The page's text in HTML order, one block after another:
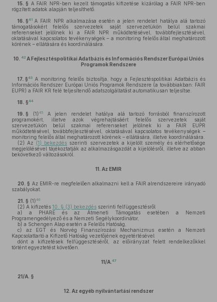
15. § A FAIR NPR-ben kezelt támogatás kifizetése kizárólag a FAIR NPR-ben
rögzített adatok alapján teljesíthető.
16. §41 A FAIR NPR alkalmazása esetén a jelen rendelet hatálya alá tartozó
támogatásokért felelős szervezetek saját szervezetükön belül szakmai
referenseket jelölnek ki a FAIR NPR működtetésével, továbbfejlesztésével,
oktatásával kapcsolatos tevékenységek – a monitoring felelős által meghatározott
körének – ellátására és koordinálására.
10. 42A Fejlesztéspolitikai Adatbázis és Információs Rendszer Európai Uniós
Programok Rendszere
17. §43 A monitoring felelős biztosítja, hogy a Fejlesztéspolitikai Adatbázis és
Információs Rendszer Európai Uniós Programok Rendszere (a továbbiakban: FAIR
EUPR) a FAIR KR felé teljesítendő adatszolgáltatást automatikusan teljesítse.
18. §44
19. § (1)45A jelen rendelet hatálya alá tartozó forrásból finanszírozott
programokért, illetve azok végrehajtásáért felelős szervezetek saját
szervezetükön belül szakmai referenseket jelölnek ki a FAIR EUPR
működtetésével, továbbfejlesztésével, oktatásával kapcsolatos tevékenységek –
monitoring felelős által meghatározott körének – ellátására, illetve koordinálására.
(2) Az (1) bekezdés szerinti szervezetek a kijelölt személy és elérhetősége
megjelölésével tájékoztatják az alkalmazásgazdát a kijelölésről, illetve az abban
bekövetkező változásokról.
11. Az EMIR
20. § Az EMIR-re megfelelően alkalmazni kell a FAIR alrendszereire irányadó
szabályokat.
21. § (1)46
(2) A kifizetés 10. § (3) bekezdés szerinti felfüggesztésről
a) a PHARE és az Átmeneti Támogatás esetében a Nemzeti
Programengedélyező és a Nemzeti Segélykoordinátor,
b) a Schengen Alap esetén a Felelős Hatóság,
c) az EGT és Norvég Finanszírozási Mechanizmus esetén a Nemzeti
Kapcsolattartó a Kifizető Hatóság vezetőjének egyetértésével
dönt a kifizetések felfüggesztéséről, az előirányzat felett rendelkezőkkel
történt egyeztetést követően.
11/A. 47
21/A. §
12. Az egyéb nyilvántartási rendszer